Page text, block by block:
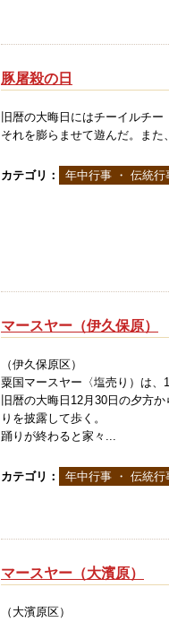
豚屠殺の日
旧暦の大晦日にはチーイルチ
それを膨らませて遊んだ。ま
カテゴリ： 年中行事 ・ 伝統行
マースヤー（伊久保原）
（伊久保原区）
粟国マースヤー〈塩売り）は
旧暦の大晦日12月30日の夕方
りを披露して歩く。
踊りが終わると家々...
カテゴリ： 年中行事 ・ 伝統行
マースヤー（大濱原）
（大濱原区）